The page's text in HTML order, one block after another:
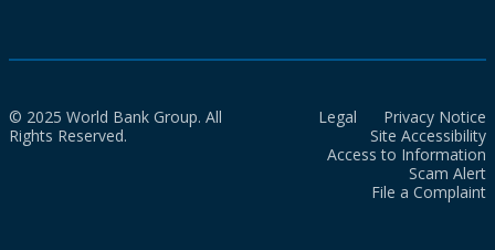
© 2025 World Bank Group. All
Rights Reserved.
Legal
Privacy Notice
Site Accessibility
Access to Information
Scam Alert
File a Complaint